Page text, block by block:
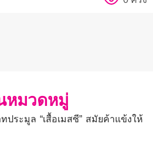
หมวดหมู่
ระมูล “เสื้อเมสซี” สมัยค้าแข้งให้